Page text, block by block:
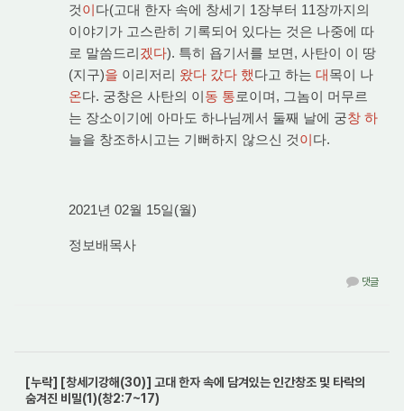
것이다(고대 한자 속에 창세기 1장부터 11장까지의
이야기가 고스란히 기록되어 있다는 것은 나중에 따
로 말씀드리겠다). 특히 욥기서를 보면, 사탄이 이 땅
(지구)을 이리저리 왔다 갔다 했다고 하는 대목이 나
온다. 궁창은 사탄의 이동 통로이며, 그놈이 머무르
는 장소이기에 아마도 하나님께서 둘째 날에 궁창 하
늘을 창조하시고는 기뻐하지 않으신 것이다.
2021년 02월 15일(월)
정보배목사
댓글
[누락] [창세기강해(30)] 고대 한자 속에 담겨있는 인간창조 및 타락의
숨겨진 비밀(1)(창2:7~17)